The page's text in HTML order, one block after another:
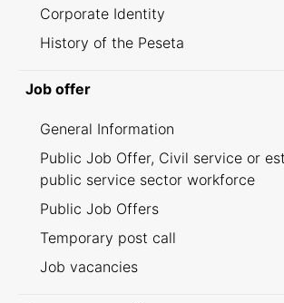
Corporate Identity
History of the Peseta
Job offer
General Information
Public Job Offer, Civil service or
public service sector workforce
Public Job Offers
Temporary post call
Job vacancies